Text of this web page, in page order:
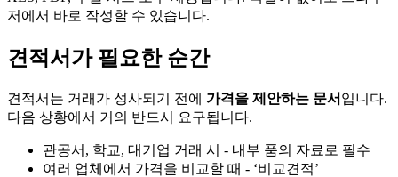
저에서 바로 작성할 수 있습니다.
견적서가 필요한 순간
견적서는 거래가 성사되기 전에 가격을 제안하는 문서 입니다.
다음 상황에서 거의 반드시 요구됩니다.
관공서, 학교, 대기업 거래 시 - 내부 품의 자료로 필수
여러 업체에서 가격을 비교할 때 - ‘비교견적’